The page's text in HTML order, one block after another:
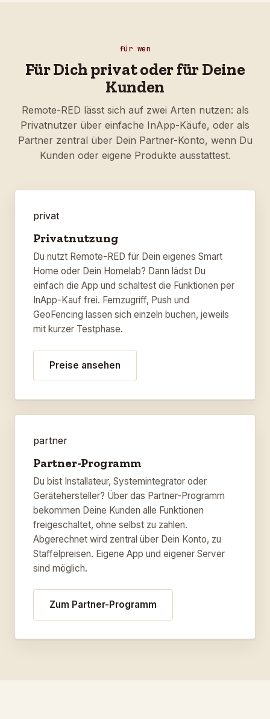
für wen
Für Dich privat oder für Deine
Kunden
Remote-RED lässt sich auf zwei Arten nutzen: als
Privatnutzer über einfache InApp-Käufe, oder als
Partner zentral über Dein Partner-Konto, wenn Du
Kunden oder eigene Produkte ausstattest.
privat
Privatnutzung
Du nutzt Remote-RED für Dein eigenes Smart
Home oder Dein Homelab? Dann lädst Du
einfach die App und schaltest die Funktionen per
InApp-Kauf frei. Fernzugriff, Push und
GeoFencing lassen sich einzeln buchen, jeweils
mit kurzer Testphase.
Preise ansehen
partner
Partner-Programm
Du bist Installateur, Systemintegrator oder
Gerätehersteller? Über das Partner-Programm
bekommen Deine Kunden alle Funktionen
freigeschaltet, ohne selbst zu zahlen.
Abgerechnet wird zentral über Dein Konto, zu
Staffelpreisen. Eigene App und eigener Server
sind möglich.
Zum Partner-Programm